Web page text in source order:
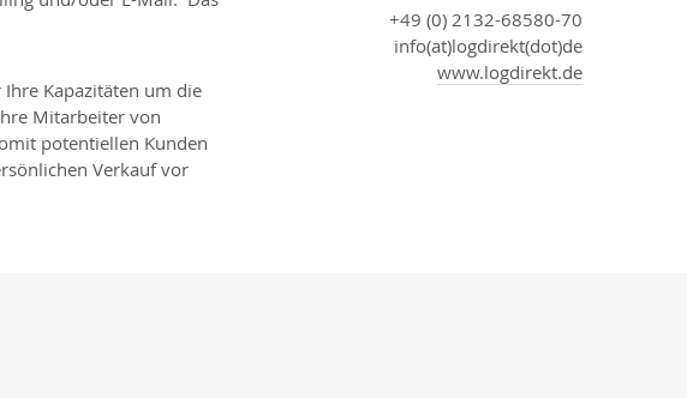
Kapazitäten um die
Mitarbeiter von
potentiellen Kunden
Verkauf vor
+49 (0) 2132-68580-70
info(at)logdirekt(dot)de
www.logdirekt.de